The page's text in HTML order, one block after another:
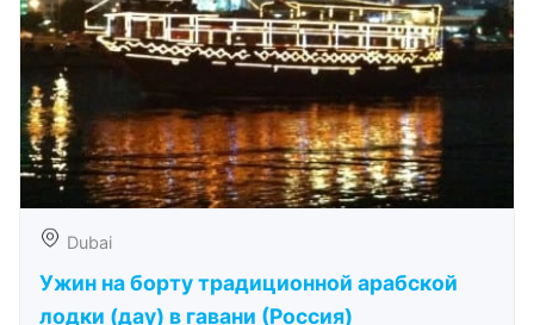
Dubai
Ужин на борту традиционной арабской
лодки (дау) в гавани (Россия)